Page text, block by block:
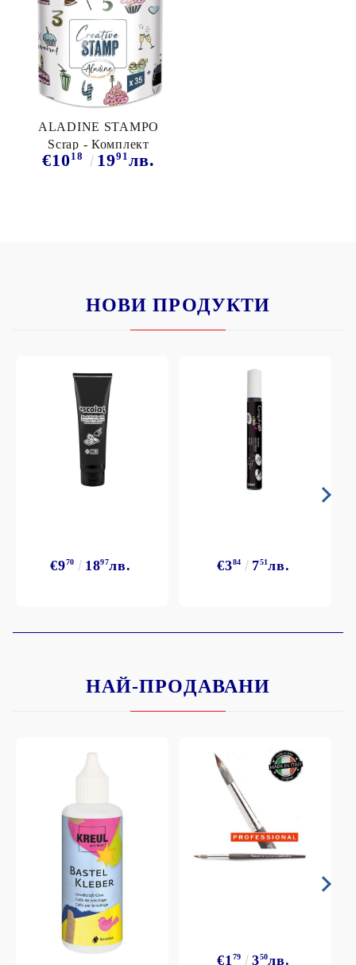
ALADINE STAMPO
Scrap - Комплект
гумени печати
€1018 1991 лв.
НОВИ ПРОДУКТИ
€970 1897лв. €384 751лв.
НАЙ-ПРОДАВАНИ
€1 79 350лв.